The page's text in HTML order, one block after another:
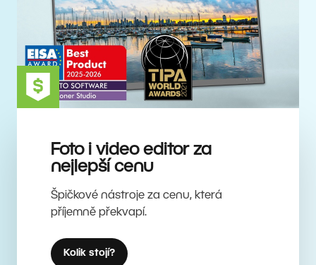
Foto i video editor za
nejlepší cenu
Špičkové nástroje za cenu, která
příjemně překvapí.
Kolik stojí?